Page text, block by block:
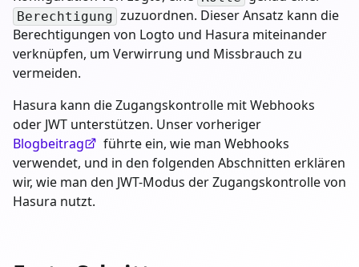
Berechtigung zuzuordnen. Dieser Ansatz kann die
Berechtigungen von Logto und Hasura miteinander
verknüpfen, um Verwirrung und Missbrauch zu
vermeiden.
Hasura kann die Zugangskontrolle mit Webhooks
oder JWT unterstützen. Unser vorheriger
Blogbeitrag
führte ein, wie man Webhooks
verwendet, und in den folgenden Abschnitten erklären
wir, wie man den JWT-Modus der Zugangskontrolle von
Hasura nutzt.